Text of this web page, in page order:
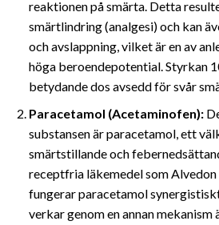
reaktionen på smärta. Detta
smärtlindring (analgesi) och kan
och avslappning, vilket är en av
höga beroendepotential. Styrkan
betydande dos avsedd för svår
Paracetamol (Acetaminofen):
substansen är paracetamol, ett
smärtstillande och
receptfria läkemedel som Alvedon
fungerar paracetamol
verkar genom en annan mekanism